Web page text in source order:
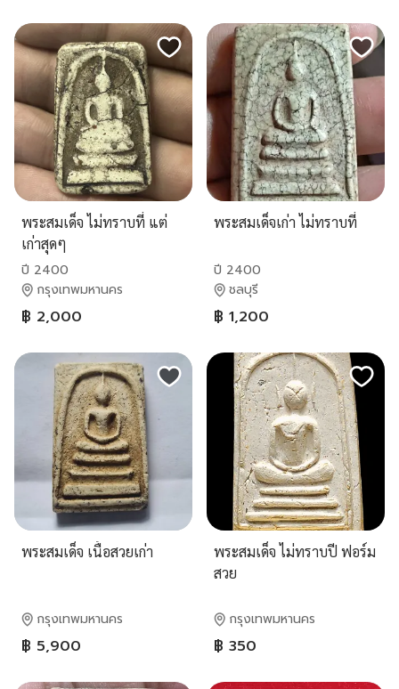
พระสมเด็จ ไม่ทราบที่ แต่
เก่าสุดๆ
ปี 2400
กรุงเทพมหานคร
฿ 2,000
พระสมเด็จเก่า ไม่ทราบที่
ปี 2400
ชลบุรี
฿ 1,200
พระสมเด็จ เนื้อสวยเก่า
กรุงเทพมหานคร
฿ 5,900
พระสมเด็จ ไม่ทราบปี ฟอร์ม
สวย
กรุงเทพมหานคร
฿ 350